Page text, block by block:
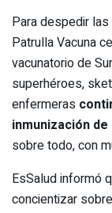
Para despedir
Patrulla Vacuna
vacunatorio de
superhéroes,
enfermeras
inmunización
sobre todo, con
EsSalud informó
concientizar